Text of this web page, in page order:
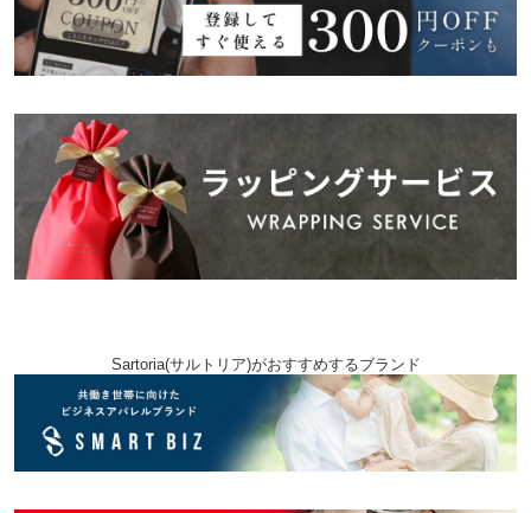
Sartoria(サルトリア)がおすすめするブランド